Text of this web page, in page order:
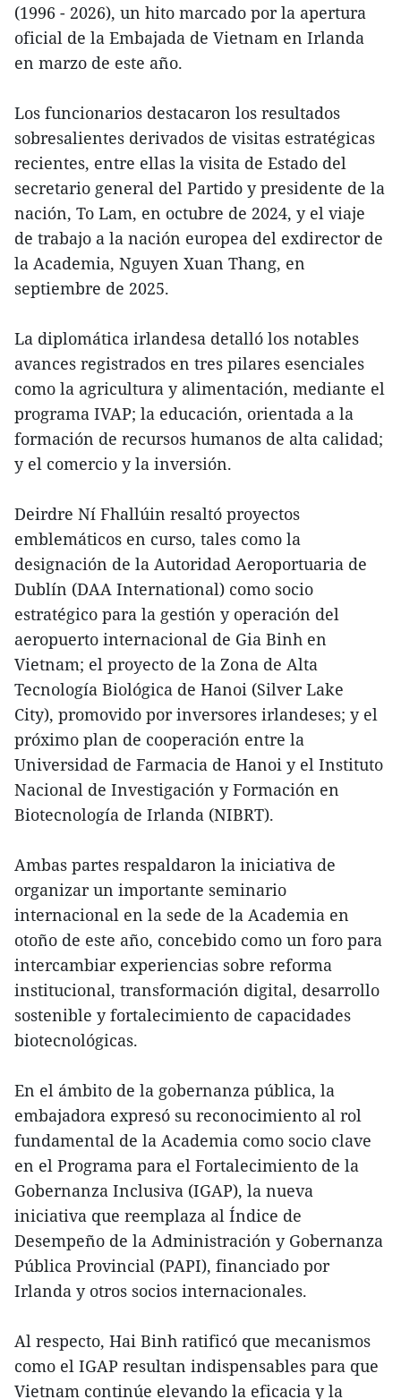
(1996 - 2026), un hito marcado por la apertura
oficial de la Embajada de Vietnam en Irlanda
en marzo de este año.
Los funcionarios destacaron los resultados
sobresalientes derivados de visitas estratégicas
recientes, entre ellas la visita de Estado del
secretario general del Partido y presidente de la
nación, To Lam, en octubre de 2024, y el viaje
de trabajo a la nación europea del exdirector de
la Academia, Nguyen Xuan Thang, en
septiembre de 2025.
La diplomática irlandesa detalló los notables
avances registrados en tres pilares esenciales
como la agricultura y alimentación, mediante el
programa IVAP; la educación, orientada a la
formación de recursos humanos de alta calidad;
y el comercio y la inversión.
Deirdre Ní Fhallúin resaltó proyectos
emblemáticos en curso, tales como la
designación de la Autoridad Aeroportuaria de
Dublín (DAA International) como socio
estratégico para la gestión y operación del
aeropuerto internacional de Gia Binh en
Vietnam; el proyecto de la Zona de Alta
Tecnología Biológica de Hanoi (Silver Lake
City), promovido por inversores irlandeses; y el
próximo plan de cooperación entre la
Universidad de Farmacia de Hanoi y el Instituto
Nacional de Investigación y Formación en
Biotecnología de Irlanda (NIBRT).
Ambas partes respaldaron la iniciativa de
organizar un importante seminario
internacional en la sede de la Academia en
otoño de este año, concebido como un foro para
intercambiar experiencias sobre reforma
institucional, transformación digital, desarrollo
sostenible y fortalecimiento de capacidades
biotecnológicas.
En el ámbito de la gobernanza pública, la
embajadora expresó su reconocimiento al rol
fundamental de la Academia como socio clave
en el Programa para el Fortalecimiento de la
Gobernanza Inclusiva (IGAP), la nueva
iniciativa que reemplaza al Índice de
Desempeño de la Administración y Gobernanza
Pública Provincial (PAPI), financiado por
Irlanda y otros socios internacionales.
Al respecto, Hai Binh ratificó que mecanismos
como el IGAP resultan indispensables para que
Vietnam continúe elevando la eficacia y la